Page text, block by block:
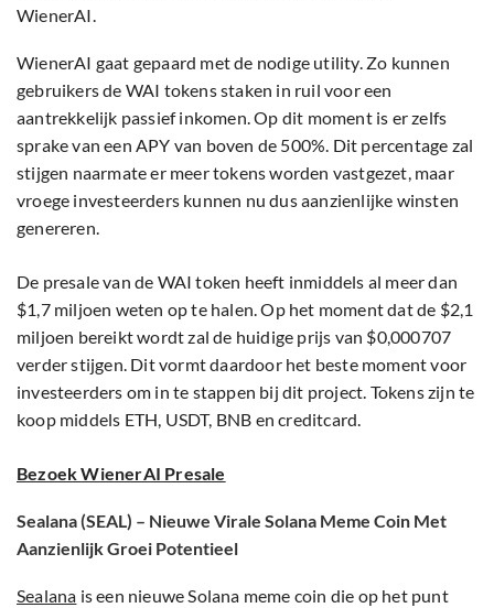
WienerAI.
WienerAI gaat gepaard met de nodige utility. Zo kunnen
gebruikers de WAI tokens staken in ruil voor een
aantrekkelijk passief inkomen. Op dit moment is er zelfs
sprake van een APY van boven de 500%. Dit percentage zal
stijgen naarmate er meer tokens worden vastgezet, maar
vroege investeerders kunnen nu dus aanzienlijke winsten
genereren.
De presale van de WAI token heeft inmiddels al meer dan
$1,7 miljoen weten op te halen. Op het moment dat de $2,1
miljoen bereikt wordt zal de huidige prijs van $0,000707
verder stijgen. Dit vormt daardoor het beste moment voor
investeerders om in te stappen bij dit project. Tokens zijn te
koop middels ETH, USDT, BNB en creditcard.
Bezoek WienerAI Presale
Sealana (SEAL) – Nieuwe Virale Solana Meme Coin Met
Aanzienlijk Groei Potentieel
Sealana is een nieuwe Solana meme coin die op het punt